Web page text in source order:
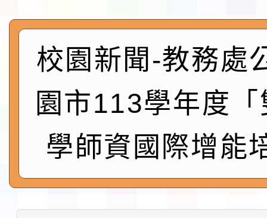
程安排一案
「桃園市補助參觀特色
展演活動實施計畫」
請一案
社團法人中華民國畫廊
026 ART TAIPEI臺北
會」之「藝術教育日」
本校115學年度第1學
告(採1次公告分次招考)
115 年度兒童課後照
0 小時業訓練課程
轉知本市體育總會划船
校園新聞-教務處
園市113學年度
學師資國際增能